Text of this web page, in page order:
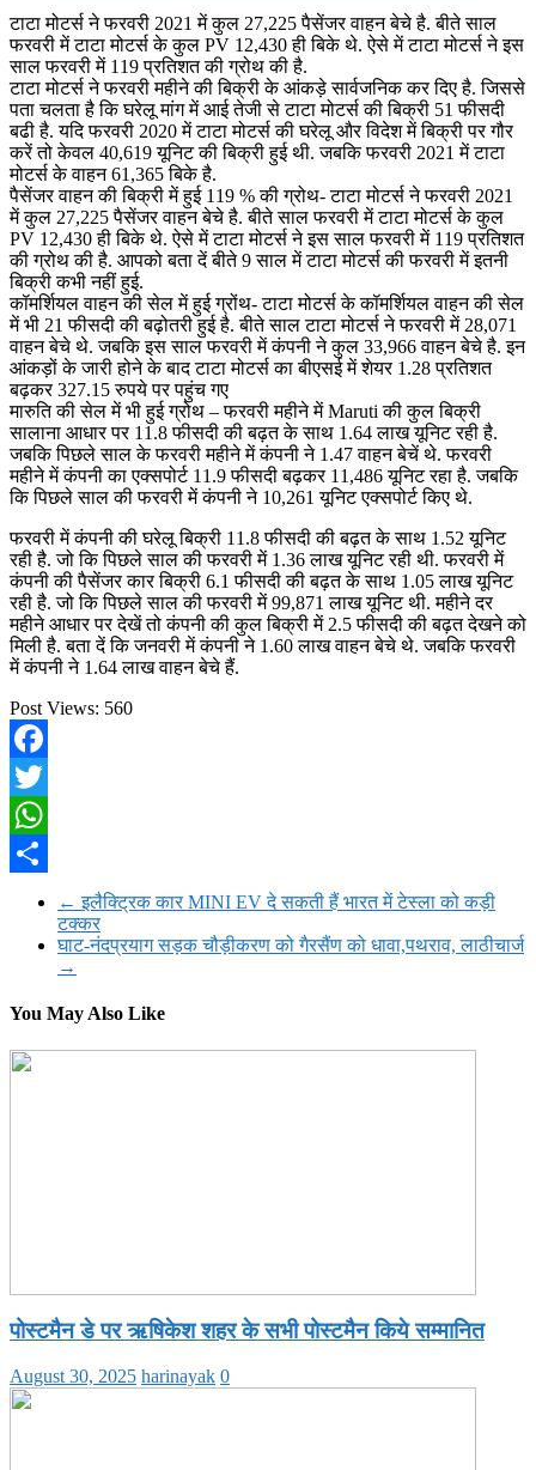
टाटा मोटर्स ने फरवरी 2021 में कुल 27,225 पैसेंजर वाहन बेचे है. बीते साल
फरवरी में टाटा मोटर्स के कुल PV 12,430 ही बिके थे. ऐसे में टाटा मोटर्स ने इस
साल फरवरी में 119 प्रतिशत की ग्रोथ की है.
टाटा मोटर्स ने फरवरी महीने की बिक्री के आंकड़े सार्वजनिक कर दिए है. जिससे
पता चलता है कि घरेलू मांग में आई तेजी से टाटा मोटर्स की बिक्री 51 फीसदी
बढी है. यदि फरवरी 2020 में टाटा मोटर्स की घरेलू और विदेश में बिक्री पर गौर
करें तो केवल 40,619 यूनिट की बिक्री हुई थी. जबकि फरवरी 2021 में टाटा
मोटर्स के वाहन 61,365 बिके है.
पैसेंजर वाहन की बिक्री में हुई 119 % की ग्रोथ- टाटा मोटर्स ने फरवरी 2021
में कुल 27,225 पैसेंजर वाहन बेचे है. बीते साल फरवरी में टाटा मोटर्स के कुल
PV 12,430 ही बिके थे. ऐसे में टाटा मोटर्स ने इस साल फरवरी में 119 प्रतिशत
की ग्रोथ की है. आपको बता दें बीते 9 साल में टाटा मोटर्स की फरवरी में इतनी
बिक्री कभी नहीं हुई.
कॉमर्शियल वाहन की सेल में हुई ग्रोंथ- टाटा मोटर्स के कॉमर्शियल वाहन की सेल
में भी 21 फीसदी की बढ़ोतरी हुई है. बीते साल टाटा मोटर्स ने फरवरी में 28,071
वाहन बेचे थे. जबकि इस साल फरवरी में कंपनी ने कुल 33,966 वाहन बेचे है. इन
आंकड़ों के जारी होने के बाद टाटा मोटर्स का बीएसई में शेयर 1.28 प्रतिशत
बढ़कर 327.15 रुपये पर पहुंच गए
मारुति की सेल में भी हुई ग्रोथ – फरवरी महीने में Maruti की कुल बिक्री
सालाना आधार पर 11.8 फीसदी की बढ़त के साथ 1.64 लाख यूनिट रही है.
जबकि पिछले साल के फरवरी महीने में कंपनी ने 1.47 वाहन बेचें थे. फरवरी
महीने में कंपनी का एक्सपोर्ट 11.9 फीसदी बढ़कर 11,486 यूनिट रहा है. जबकि
कि पिछले साल की फरवरी में कंपनी ने 10,261 यूनिट एक्सपोर्ट किए थे.
फरवरी में कंपनी की घरेलू बिक्री 11.8 फीसदी की बढ़त के साथ 1.52 यूनिट
रही है. जो कि पिछले साल की फरवरी में 1.36 लाख यूनिट रही थी. फरवरी में
कंपनी की पैसेंजर कार बिक्री 6.1 फीसदी की बढ़त के साथ 1.05 लाख यूनिट
रही है. जो कि पिछले साल की फरवरी में 99,871 लाख यूनिट थी. महीने दर
महीने आधार पर देखें तो कंपनी की कुल बिक्री में 2.5 फीसदी की बढ़त देखने को
मिली है. बता दें कि जनवरी में कंपनी ने 1.60 लाख वाहन बेचे थे. जबकि फरवरी
में कंपनी ने 1.64 लाख वाहन बेचे हैं.
Post Views: 560
Facebook
Twitter
WhatsApp
← इलैक्ट्रिक कार MINI EV दे सकती हैं भारत में टेस्ला को कड़ी
टक्कर
घाट-नंदप्रयाग सड़क चौड़ीकरण को गैरसैंण को धावा,पथराव, लाठीचार्ज
→
You May Also Like
पोस्टमैन डे पर ऋषिकेश शहर के सभी पोस्टमैन किये सम्मानित
August 30, 2025 harinayak 0